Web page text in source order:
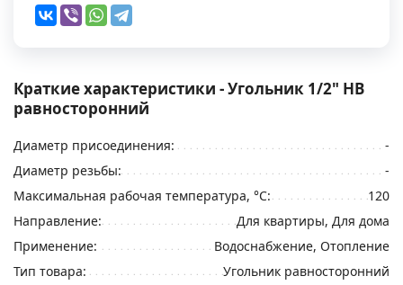
Краткие характеристики - Угольник 1/2" НВ
равносторонний
Диаметр присоединения:
-
Диаметр резьбы:
-
Максимальная рабочая температура, °С:
120
Направление:
Для квартиры, Для дома
Применение:
Водоснабжение, Отопление
Тип товара:
Угольник равносторонний